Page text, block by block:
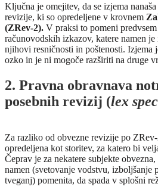
Ključna je omejitev, da se izjema
revizije, ki so opredeljene v krovnem
(ZRev-2). V praksi to pomeni
računovodskih izkazov, katere namen
njihovi resničnosti in poštenosti. Izjema
ozko in je ni mogoče razširiti na druge
2. Pravna obravnava
posebnih revizij (lex
Za razliko od obvezne revizije po
opredeljena kot storitev, za katero bi
Čeprav je za nekatere subjekte
namen (svetovanje vodstvu, izboljšanje
tveganj) pomenita, da spada v splošni